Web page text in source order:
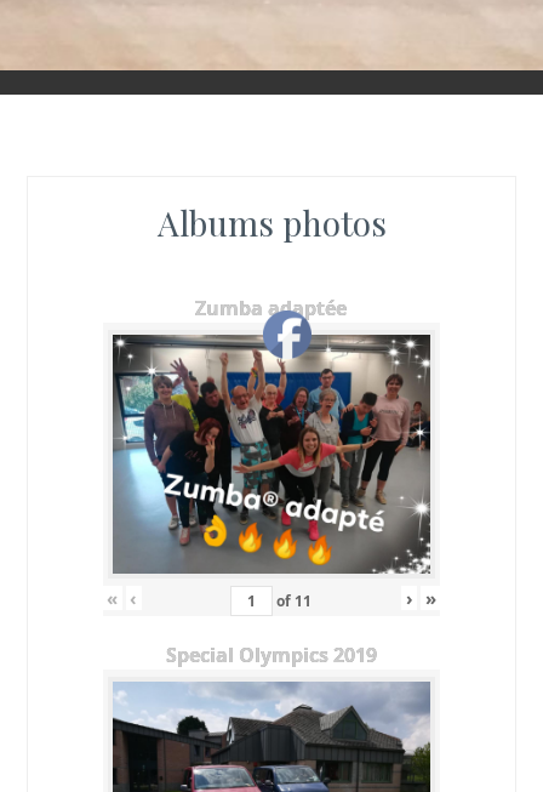
Albums photos
Zumba adaptée
« ‹ of 11 › »
Special Olympics 2019